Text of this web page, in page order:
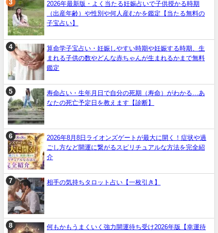
2026年最新版・よく当たる妊娠占いで子供授かる時期
（出産年齢）や性別や何人産むかを鑑定【当たる無料の
子宝占い】
算命学子宝占い・妊娠しやすい時期や妊娠する時期、生
まれる子供の数やどんな赤ちゃんが生まれるかまで無料
鑑定
寿命占い・生年月日で自分の死期（寿命）がわかる…あ
なたの死亡予定日を教えます【診断】
2026年8月8日ライオンズゲートが最大に開く！症状や過
ごし方など開運に繋がるスピリチュアルな方法を完全紹
介
相手の気持ちタロット占い【一枚引き】
何もかもうまくいく強力開運待ち受け2026年版【幸運待